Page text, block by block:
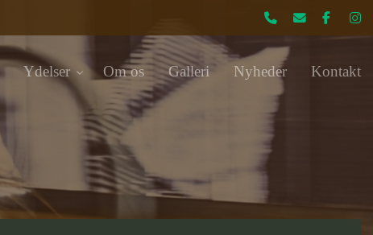
Ydelser Om os Galleri Nyheder Kontakt